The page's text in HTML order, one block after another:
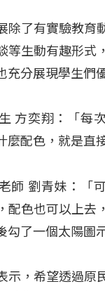
除了有實驗教育
等生動有趣形式
充分展現學生們
方奕翔：「每
麼配色，就是直
師 劉青妹：「
配色也可以上去
勾了一個太陽圖示
示，希望透過原